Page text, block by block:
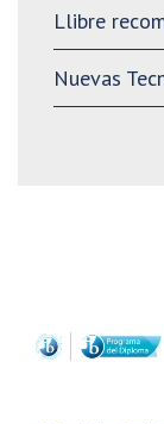
Llibre
Nuevas